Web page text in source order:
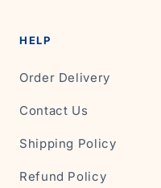
HELP
Order Delivery
Contact Us
Shipping Policy
Refund Policy